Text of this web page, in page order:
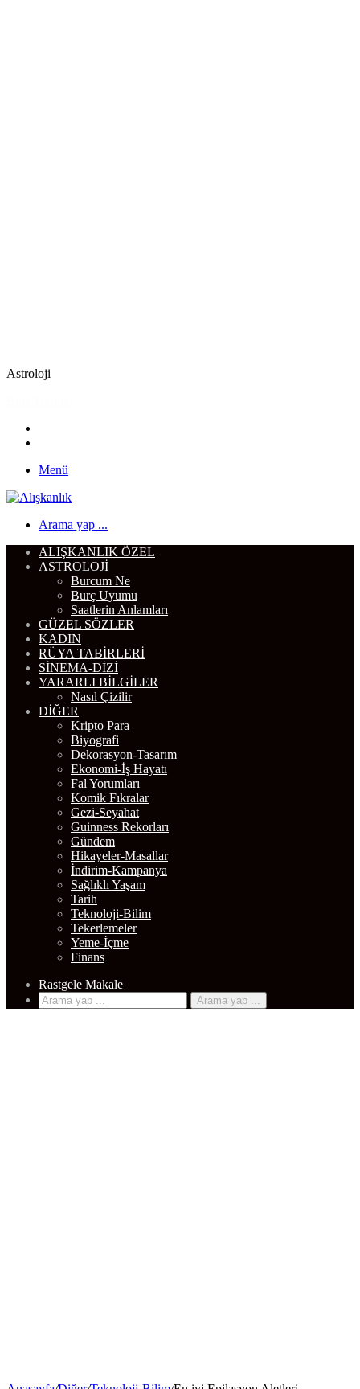
Astroloji
Menü
Arama yap ...
ALIŞKANLIK ÖZEL
ASTROLOJI
Burcum Ne
Burç Uyumu
Saatlerin Anlamları
GÜZEL SÖZLER
KADIN
RÜYA TABIRLERI
SINEMA-DIZI
YARARLI BILGILER
Nasıl Çizilir
DIĞER
Kripto Para
Biyografi
Dekorasyon-Tasarım
Ekonomi-İş Hayatı
Fal Yorumları
Komik Fıkralar
Gezi-Seyahat
Guinness Rekorları
Gündem
Hikayeler-Masallar
İndirim-Kampanya
Sağlıklı Yaşam
Tarih
Teknoloji-Bilim
Tekerlemeler
Finans
Rastgele Makale